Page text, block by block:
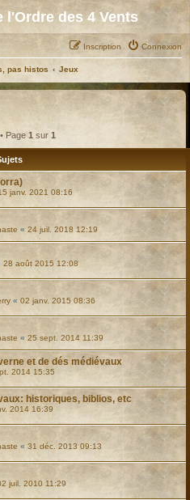
l'Ordre des 4 Vents
Connexion
Inscription
pas histos Jeux
Page 1 sur 1
janv. 2021 08:16
« 24 juil. 2018 12:19
28 août 2015 12:08
« 02 janv. 2015 08:36
« 25 sept. 2014 11:39
et de dés médiévaux
2014 15:35
historiques, biblios, etc
2014 16:39
« 31 déc. 2013 09:13
juil. 2010 11:29